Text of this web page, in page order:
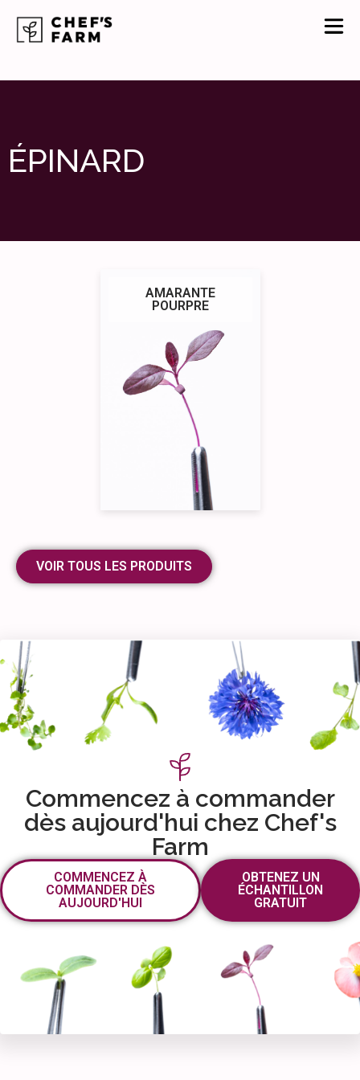
ÉPINARD
AMARANTE
POURPRE
VOIR TOUS LES PRODUITS
Commencez à commander
dès aujourd'hui chez Chef's
Farm
COMMENCEZ À
COMMANDER DÈS
AUJOURD'HUI
OBTENEZ UN
ÉCHANTILLON
GRATUIT